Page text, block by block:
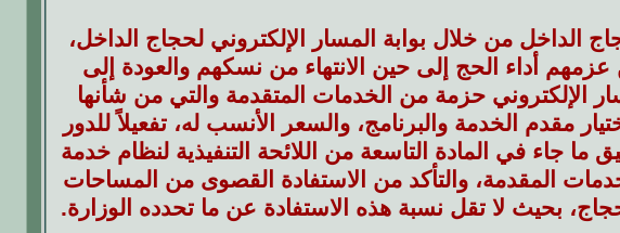
من خلال بوابة المسار الإلكتروني لحجاج الداخل،
أداء الحج إلى حين الانتهاء من نسكهم والعودة إلى
الإلكتروني حزمة من الخدمات المتقدمة والتي من شأنها
مقدم الخدمة والبرنامج، والسعر الأنسب له، تفعيلاً للدور
جاء في المادة التاسعة من اللائحة التنفيذية لنظام خدمة
المقدمة، والتأكد من الاستفادة القصوى من المساحات
بحيث لا تقل نسبة هذه الاستفادة عن ما تحدده الوزارة.